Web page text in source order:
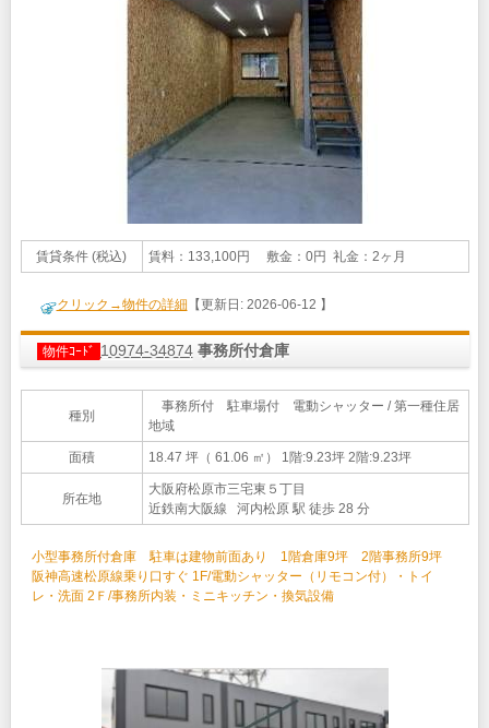
賃貸条件 (税込) 賃料：133,100円 敷金：0円 礼金：2ヶ月
クリック→物件の詳細 【更新日: 2026-06-12 】
物件ｺｰﾄﾞ 10974-34874 事務所付倉庫
種別
事務所付 駐車場付 電動シャッター / 第一種住居
地域
面積 18.47 坪（ 61.06 ㎡） 1階:9.23坪 2階:9.23坪
所在地
大阪府松原市三宅東５丁目
近鉄南大阪線 河内松原 駅 徒歩 28 分
小型事務所付倉庫 駐車は建物前面あり 1階倉庫9坪 2階事務所9坪
阪神高速松原線乗り口すぐ 1F/電動シャッター（リモコン付）・トイ
レ・洗面 2Ｆ/事務所内装・ミニキッチン・換気設備